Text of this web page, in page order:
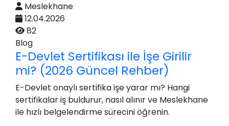
Meslekhane
12.04.2026
82
Blog
E-Devlet Sertifikası ile İşe Girilir
mi? (2026 Güncel Rehber)
E-Devlet onaylı sertifika işe yarar mı? Hangi
sertifikalar iş buldurur, nasıl alınır ve Meslekhane
ile hızlı belgelendirme sürecini öğrenin.